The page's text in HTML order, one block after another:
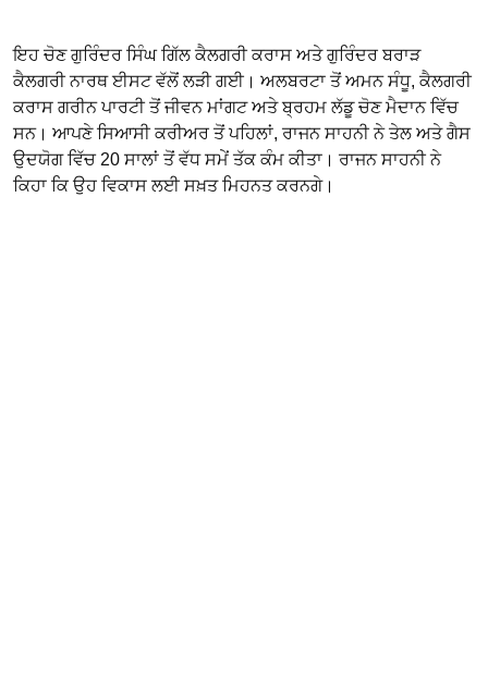
ਇਹ ਚੋਣ ਗੁਰਿੰਦਰ ਸਿੰਘ ਗਿੱਲ ਕੈਲਗਰੀ ਕਰਾਸ ਅਤੇ ਗੁਰਿੰਦਰ ਬਰਾੜ
ਕੈਲਗਰੀ ਨਾਰਥ ਈਸਟ ਵੱਲੋਂ ਲੜੀ ਗਈ। ਅਲਬਰਟਾ ਤੋਂ ਅਮਨ ਸੰਧੂ, ਕੈਲਗਰੀ
ਕਰਾਸ ਗਰੀਨ ਪਾਰਟੀ ਤੋਂ ਜੀਵਨ ਮਾਂਗਟ ਅਤੇ ਬ੍ਰਹਮ ਲੱਡੂ ਚੋਣ ਮੈਦਾਨ ਵਿੱਚ
ਸਨ। ਆਪਣੇ ਸਿਆਸੀ ਕਰੀਅਰ ਤੋਂ ਪਹਿਲਾਂ, ਰਾਜਨ ਸਾਹਨੀ ਨੇ ਤੇਲ ਅਤੇ ਗੈਸ
ਉਦਯੋਗ ਵਿੱਚ 20 ਸਾਲਾਂ ਤੋਂ ਵੱਧ ਸਮੇਂ ਤੱਕ ਕੰਮ ਕੀਤਾ। ਰਾਜਨ ਸਾਹਨੀ ਨੇ
ਕਿਹਾ ਕਿ ਉਹ ਵਿਕਾਸ ਲਈ ਸਖ਼ਤ ਮਿਹਨਤ ਕਰਨਗੇ।